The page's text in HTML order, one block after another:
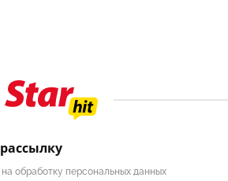
на обработку персональных данных